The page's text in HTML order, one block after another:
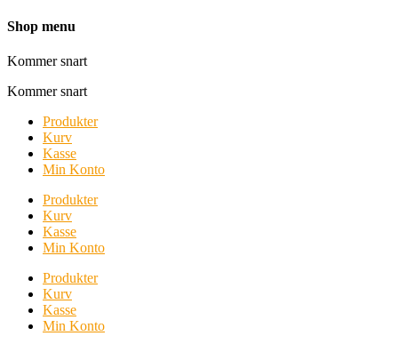
Shop menu
Kommer snart
Kommer snart
Produkter
Kurv
Kasse
Min Konto
Produkter
Kurv
Kasse
Min Konto
Produkter
Kurv
Kasse
Min Konto